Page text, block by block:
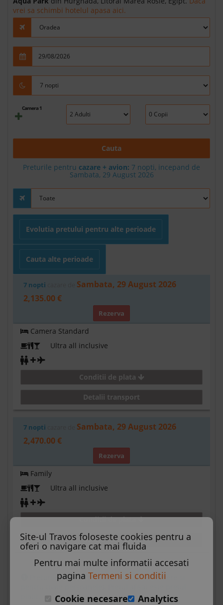
vrei sa schimbi hotelul apasa aici.
Camera 1
Cauta
Preturile pentru cazare + avion: 7 nopti, incepand de
Sambata, 29 August 2026
Evolutia pretului pentru alte perioade
Cauta alte perioade
7 nopti
Sambata, 29 August 2026
2,135.00 €
Rezerva
Camera Standard
Ultra all inclusive
Conditii de plata
Detalii transport
7 nopti
Sambata, 29 August 2026
2,470.00 €
Rezerva
Family
Ultra all inclusive
Conditii de plata
Detalii transport
Preturile sunt pe oferta (camera sau camere si
Site-ul Travos foloseste cookies pentru a
oferi o navigare cat mai fluida
Pentru mai multe informatii accesati
pagina Termeni si conditii
Cookie necesare
Analytics